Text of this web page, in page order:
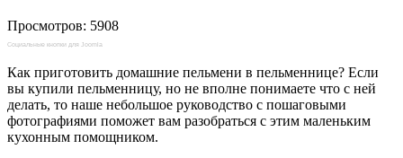
Просмотров: 5908
Социальные кнопки для Joomla
Как приготовить домашние пельмени в пельменнице? Если
вы купили пельменницу, но не вполне понимаете что с ней
делать, то наше небольшое руководство с пошаговыми
фотографиями поможет вам разобраться с этим маленьким
кухонным помощником.